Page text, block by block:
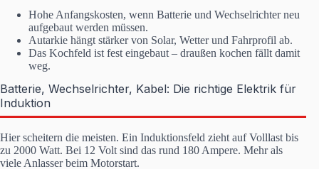
Hohe Anfangskosten, wenn Batterie und Wechselrichter neu
aufgebaut werden müssen.
Autarkie hängt stärker von Solar, Wetter und Fahrprofil ab.
Das Kochfeld ist fest eingebaut – draußen kochen fällt damit
weg.
Batterie, Wechselrichter, Kabel: Die richtige Elektrik für
Induktion
Hier scheitern die meisten. Ein Induktionsfeld zieht auf Volllast bis
zu 2000 Watt. Bei 12 Volt sind das rund 180 Ampere. Mehr als
viele Anlasser beim Motorstart.